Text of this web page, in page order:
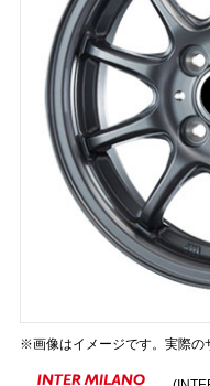
※画像はイメージです。実際の